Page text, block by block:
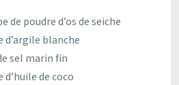
de poudre d’os de seiche
d’argile blanche
sel marin fin
d’huile de coco